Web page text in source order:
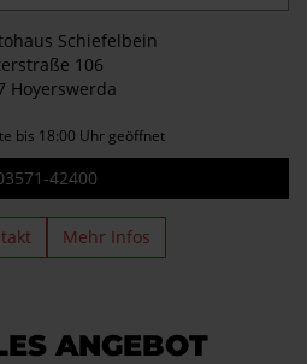
Schiefelbein
106
Hoyerswerda
bis 18:00 Uhr geöffnet
42400
Mehr Infos
ANGEBOT